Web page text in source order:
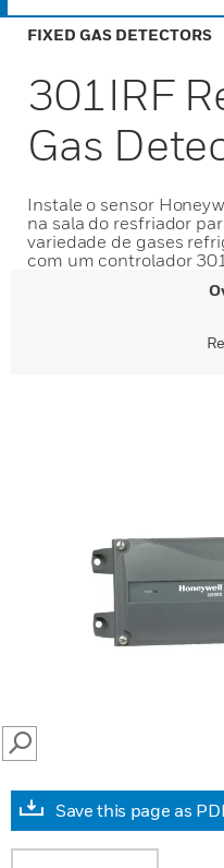
FIXED GAS DETECTORS
301IRF
Gas
Instale o sensor
na sala do resfriador
variedade de gases
com um controlador
SEARCH
Save this page as